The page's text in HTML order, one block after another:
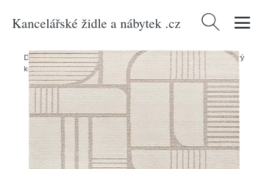
Kancelářské židle a nábytek .cz Vyhledávání
Domů/Produkty/> Textil > Koberce a rohožky > Koberce /
Krémový
koberec 80x150 cm Snowy – Universal